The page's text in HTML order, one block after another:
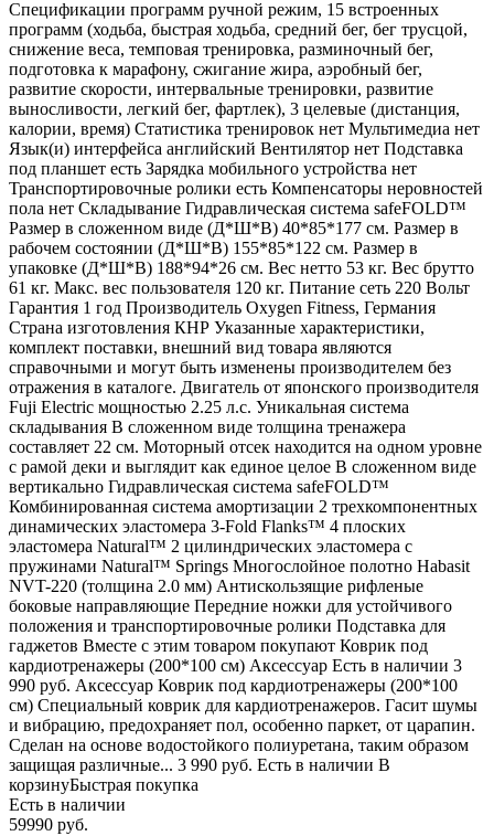
Спецификации программ ручной режим, 15 встроенных
программ (ходьба, быстрая ходьба, средний бег, бег трусцой,
снижение веса, темповая тренировка, разминочный бег,
подготовка к марафону, сжигание жира, аэробный бег,
развитие скорости, интервальные тренировки, развитие
выносливости, легкий бег, фартлек), 3 целевые (дистанция,
калории, время) Статистика тренировок нет Мультимедиа нет
Язык(и) интерфейса английский Вентилятор нет Подставка
под планшет есть Зарядка мобильного устройства нет
Транспортировочные ролики есть Компенсаторы неровностей
пола нет Складывание Гидравлическая система safeFOLD™
Размер в сложенном виде (Д*Ш*В) 40*85*177 см. Размер в
рабочем состоянии (Д*Ш*В) 155*85*122 см. Размер в
упаковке (Д*Ш*В) 188*94*26 см. Вес нетто 53 кг. Вес брутто
61 кг. Макс. вес пользователя 120 кг. Питание сеть 220 Вольт
Гарантия 1 год Производитель Oxygen Fitness, Германия
Страна изготовления КНР Указанные характеристики,
комплект поставки, внешний вид товара являются
справочными и могут быть изменены производителем без
отражения в каталоге. Двигатель от японского производителя
Fuji Electric мощностью 2.25 л.с. Уникальная система
складывания В сложенном виде толщина тренажера
составляет 22 см. Моторный отсек находится на одном уровне
с рамой деки и выглядит как единое целое В сложенном виде
вертикально Гидравлическая система safeFOLD™
Комбинированная система амортизации 2 трехкомпонентных
динамических эластомера 3-Fold Flanks™ 4 плоских
эластомера Natural™ 2 цилиндрических эластомера с
пружинами Natural™ Springs Многослойное полотно Habasit
NVT-220 (толщина 2.0 мм) Антискользящие рифленые
боковые направляющие Передние ножки для устойчивого
положения и транспортировочные ролики Подставка для
гаджетов Вместе с этим товаром покупают Коврик под
кардиотренажеры (200*100 см) Аксессуар Есть в наличии 3
990 руб. Аксессуар Коврик под кардиотренажеры (200*100
см) Специальный коврик для кардиотренажеров. Гасит шумы
и вибрацию, предохраняет пол, особенно паркет, от царапин.
Сделан на основе водостойкого полиуретана, таким образом
защищая различные... 3 990 руб. Есть в наличии В
корзинуБыстрая покупка
Есть в наличии
59990 руб.